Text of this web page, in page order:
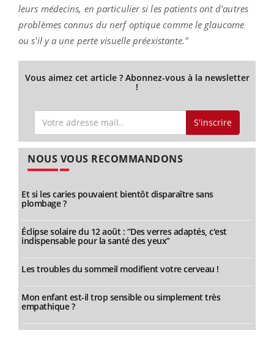
leurs médecins, en particulier si les patients ont d'autres
problèmes connus du nerf optique comme le glaucome
ou s'il y a une perte visuelle préexistante."
Vous aimez cet article ? Abonnez-vous à la newsletter
!
S'inscrire
NOUS VOUS RECOMMANDONS
Et si les caries pouvaient bientôt disparaître sans
plombage ?
Éclipse solaire du 12 août : “Des verres adaptés, c'est
indispensable pour la santé des yeux”
Les troubles du sommeil modifient votre cerveau !
Mon enfant est-il trop sensible ou simplement très
empathique ?